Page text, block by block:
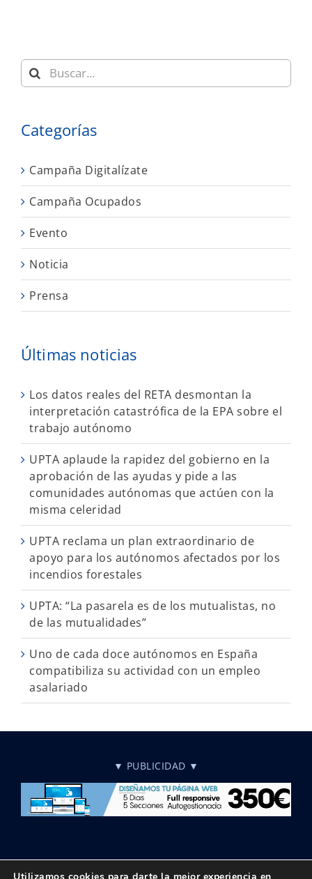
Buscar:
Categorías
Campaña Digitalízate
Campaña Ocupados
Evento
Noticia
Prensa
Últimas noticias
Los datos reales del RETA desmontan la
interpretación catastrófica de la EPA sobre el
trabajo autónomo
UPTA aplaude la rapidez del gobierno en la
aprobación de las ayudas y pide a las
comunidades autónomas que actúen con la
misma celeridad
UPTA reclama un plan extraordinario de
apoyo para los autónomos afectados por los
incendios forestales
UPTA: “La pasarela es de los mutualistas, no
de las mutualidades”
Uno de cada doce autónomos en España
compatibiliza su actividad con un empleo
asalariado
▼ PUBLICIDAD ▼